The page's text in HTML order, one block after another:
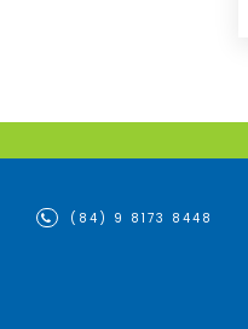
(84) 9 8173 8448